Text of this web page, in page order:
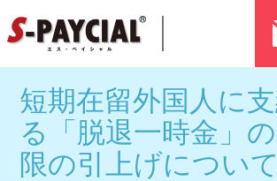
短期在留外国人に
る「脱退一時金」
限の引上げについて